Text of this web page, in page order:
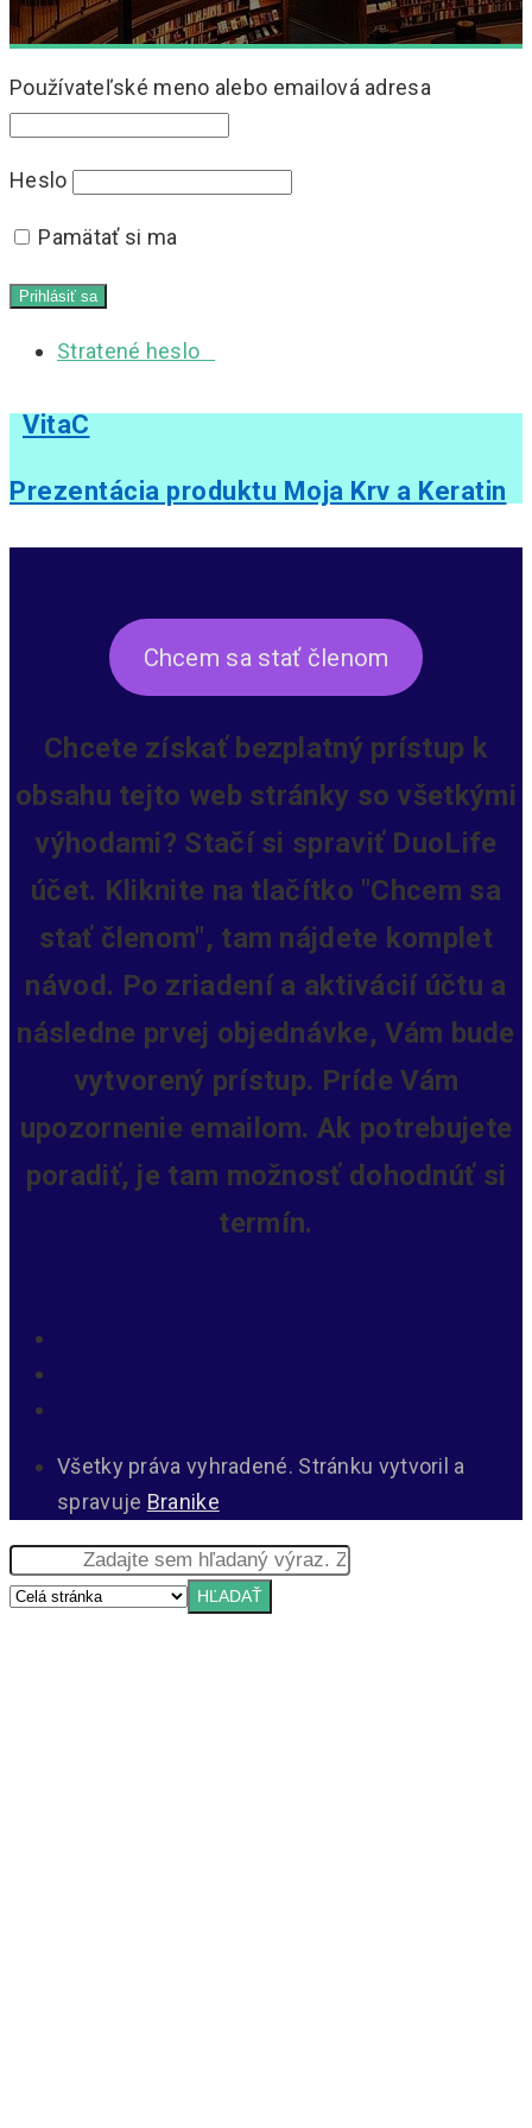
Používateľské meno alebo emailová adresa
Heslo
Pamätať si ma
Stratené heslo
VitaC
Prezentácia produktu Moja Krv a Keratin
Chcem sa stať členom
Chcete získať bezplatný prístup k
obsahu tejto web stránky so všetkými
výhodami? Stačí si spraviť DuoLife
účet. Kliknite na tlačítko "Chcem sa
stať členom", tam nájdete komplet
návod. Po zriadení a aktivácií účtu a
následne prvej objednávke, Vám bude
vytvorený prístup. Príde Vám
upozornenie emailom. Ak potrebujete
poradiť, je tam možnosť dohodnúť si
termín.
Všetky práva vyhradené. Stránku vytvoril a
spravuje Branike